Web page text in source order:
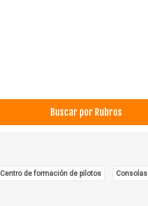
Buscar por Rubros
Centro de formación de pilotos Consolas